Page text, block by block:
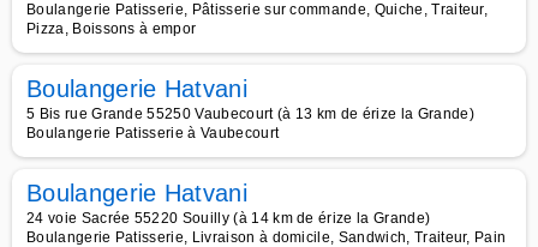
Boulangerie Patisserie, Pâtisserie sur commande, Quiche, Traiteur,
Pizza, Boissons à empor
Boulangerie Hatvani
5 Bis rue Grande 55250 Vaubecourt (à 13 km de érize la Grande)
Boulangerie Patisserie à Vaubecourt
Boulangerie Hatvani
24 voie Sacrée 55220 Souilly (à 14 km de érize la Grande)
Boulangerie Patisserie, Livraison à domicile, Sandwich, Traiteur, Pain